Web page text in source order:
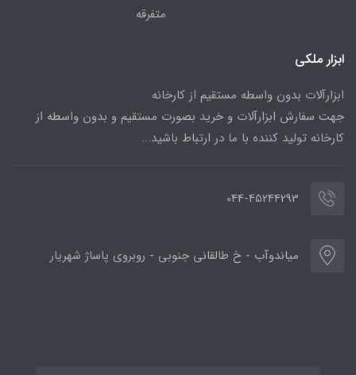
متفرقه
ابزار ملکی
ابزارآلات بدون واسطه مستقیم از کارخانه
جهت سفارش ابزارآلات و خرید بصورت مستقیم و بدون واسطه از
کارخانه تولید کننده با ما در ارتباط باشید...
044-45244293
میاندوآب - خ طالقانی جنوبی - روبروی پاساژ شهریار